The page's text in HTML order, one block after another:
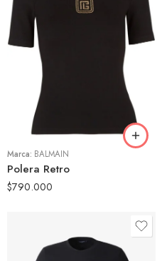
Marca: BALMAIN
Polera Retro
$790.000